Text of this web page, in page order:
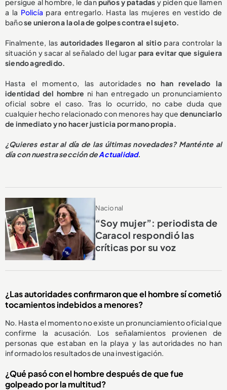
persigue al hombre, le danpuños y patadas y piden que llamen
a la Policía para entregarlo. Hasta las mujeres en vestido de
bañose unieron a la ola de golpes contra el sujeto.
Finalmente, lasautoridades llegaron al sitiopara controlar la
situación y sacar al señalado del lugar para evitar que siguiera
siendo agredido.
Hasta el momento, las autoridadesno han revelado la
identidad del hombre ni han entregado un pronunciamiento
oficial sobre el caso. Tras lo ocurrido, no cabe duda que
cualquier hecho relacionado con menores hay que denunciarlo
de inmediato y no hacer justicia por mano propia.
¿Quieres estar al día de las últimas novedades? Manténte al
día con nuestra sección deActualidad.
Nacional
“Soy mujer”: periodista de
Caracol respondió las
críticas por su voz
¿Las autoridades confirmaron que el hombre sí cometió
tocamientos indebidos a menores?
No. Hasta el momento no existe un pronunciamiento oficial que
confirme la acusación. Los señalamientos provienen de
personas que estaban en la playa y las autoridades no han
informado los resultados de una investigación.
¿Qué pasó con el hombre después de que fue
golpeado por la multitud?